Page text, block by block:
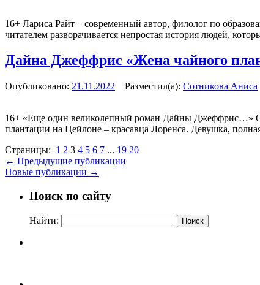
16+ Лариса Райт – современный автор, филолог по
читателем разворачивается непростая история людей,
Дайна Джеффрис «Жена чайного
Опубликовано: 21.11.2022 Разместил(а): Сотникова Аниса
16+ «Еще один великолепный роман Дайны Джеффрис…»
плантации на Цейлоне – красавца Лоренса. Девушка,
Страницы: 1 2 3 4 5 6 7 ... 19 20
← Предыдущие публикации
Новые публикации →
Поиск по сайту
Найти: